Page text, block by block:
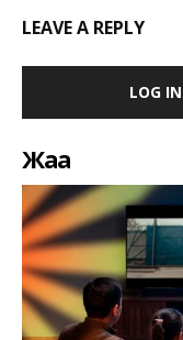
LEAVE A REPLY
LOG
Жаңа